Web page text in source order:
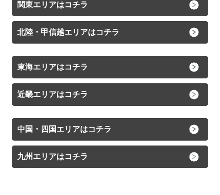
関東エリアはコチラ
北陸・甲信越エリアはコチラ
東海エリアはコチラ
近畿エリアはコチラ
中国・四国エリアはコチラ
九州エリアはコチラ